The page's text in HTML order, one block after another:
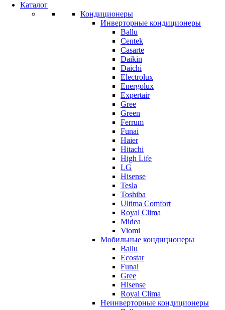
Каталог
Кондиционеры
Инверторные кондиционеры
Ballu
Centek
Casarte
Daikin
Daichi
Electrolux
Energolux
Expertair
Gree
Green
Ferrum
Funai
Haier
Hitachi
High Life
LG
Hisense
Tesla
Toshiba
Ultima Comfort
Royal Clima
Midea
Viomi
Мобильные кондиционеры
Ballu
Ecostar
Funai
Gree
Hisense
Royal Clima
Неинверторные кондиционеры